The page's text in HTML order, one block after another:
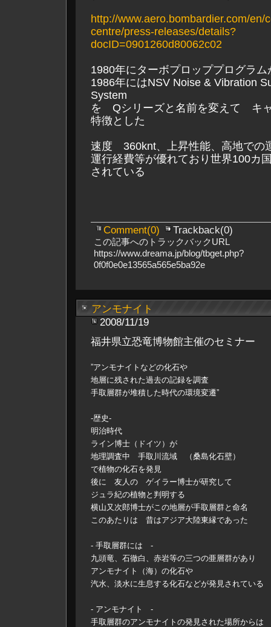
http://www.aero.bombardier.com/en/
centre/press-releases/details?
docID=0901260d80062c02
1980年にターボプロッププログラム
1986年にはNSV Noise & Vibration
System
を Qシリーズと名前を変えて キ
特徴とした
速度 360knt、上昇性能、高地での
運行経費等が優れており世界100カ
されている
Comment(0) Trackback(0)
この記事へのトラックバックURL
https://www.dreama.jp/blog/tbget.php?
0f0f0e0e13565a565e5ba92e
アンモナイト
2008/11/19
福井県立恐竜博物館主催のセミナー
”アンモナイトなどの化石や
地層に残された過去の記録を調査
手取層群が堆積した時代の環境変遷”
-歴史-
明治時代
ライン博士（ドイツ）が
地理調査中 手取川流域 （桑島化石壁）
で植物の化石を発見
後に 友人の ゲイラー博士が研究して
ジュラ紀の植物と判明する
横山又次郎博士がこの地層が手取層群と命名
このあたりは 昔はアジア大陸東縁であった
- 手取層群には -
九頭竜、石徹白、赤岩等の三つの亜層群があり
アンモナイト（海）の化石や
汽水、淡水に生息する化石などが発見されている
- アンモナイト -
手取層群のアンモナイトの発見された場所からは